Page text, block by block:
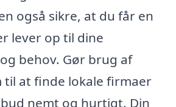
også sikre, at du får en
lever op til dine
behov. Gør brug af
at finde lokale firmaer
nemt og hurtigt. Din